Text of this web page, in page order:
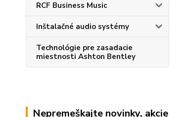
RCF Business Music
Inštalačné audio systémy
Technológie pre zasadacie
miestnosti Ashton Bentley
Nepremeškajte novinky, akcie